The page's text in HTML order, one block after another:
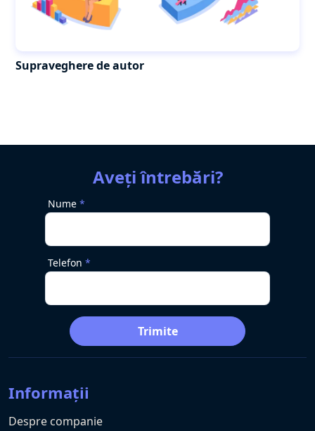
Supraveghere de autor
Aveți întrebări?
Nume
Telefon
Trimite
Informații
Despre companie